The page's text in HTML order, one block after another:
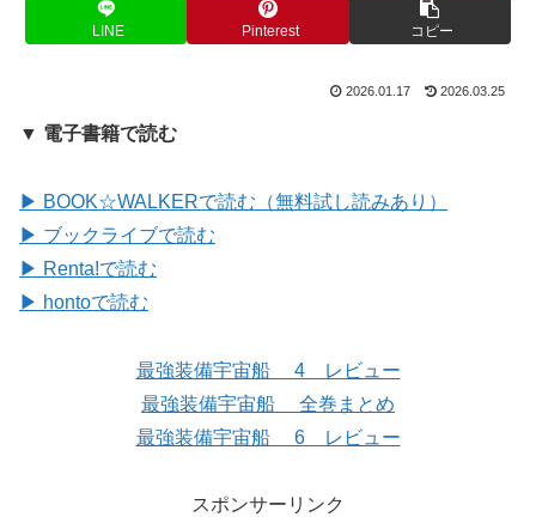
LINE Pinterest コピー
2026.01.17 2026.03.25
▼ 電子書籍で読む
▶ BOOK☆WALKERで読む（無料試し読みあり）
▶ ブックライブで読む
▶ Renta!で読む
▶ hontoで読む
最強装備宇宙船 4 レビュー
最強装備宇宙船 全巻まとめ
最強装備宇宙船 6 レビュー
スポンサーリンク